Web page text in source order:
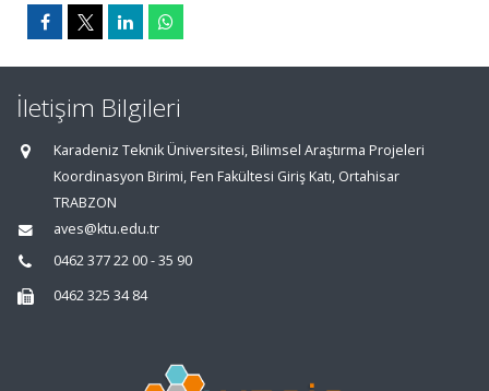
İletişim Bilgileri
Karadeniz Teknik Üniversitesi, Bilimsel Araştırma Projeleri
Koordinasyon Birimi, Fen Fakültesi Giriş Katı, Ortahisar
TRABZON
aves@ktu.edu.tr
0462 377 22 00 - 35 90
0462 325 34 84